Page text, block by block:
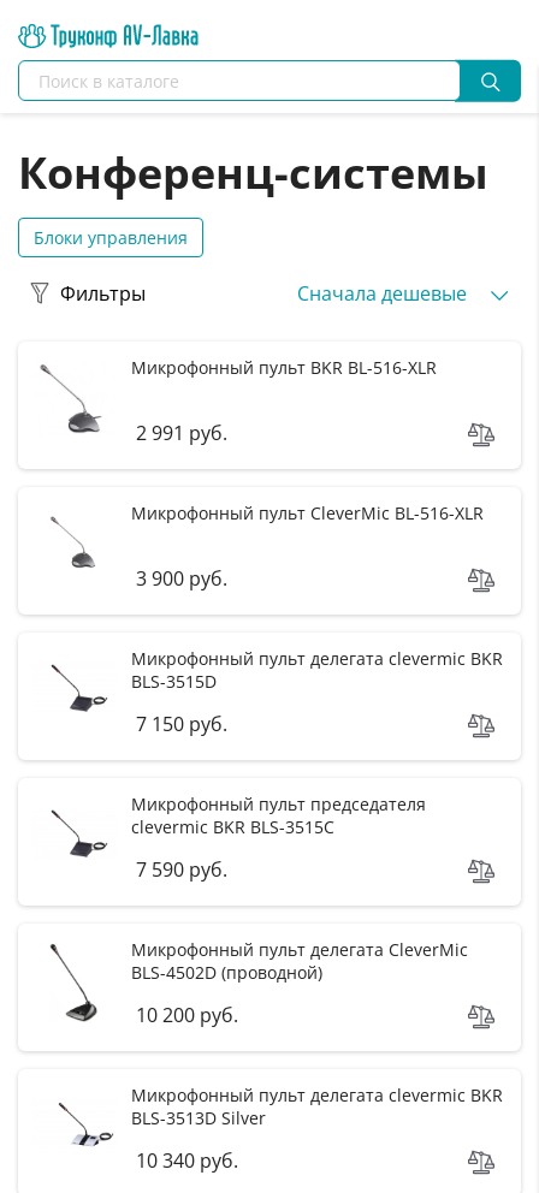
Конференц-системы
Блоки управления
Фильтры Сначала дешевые
Микрофонный пульт BKR BL-516-XLR
2 991 руб.
Микрофонный пульт CleverMic BL-516-XLR
3 900 руб.
Микрофонный пульт делегата clevermic BKR
BLS-3515D
7 150 руб.
Микрофонный пульт председателя
clevermic BKR BLS-3515C
7 590 руб.
Микрофонный пульт делегата CleverMic
BLS-4502D (проводной)
10 200 руб.
Микрофонный пульт делегата clevermic BKR
BLS-3513D Silver
10 340 руб.